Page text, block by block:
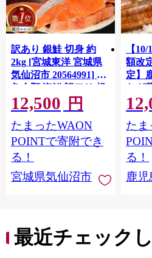
訳あり 銀鮭 切身 約
2kg [宮城東洋 宮城県
気仙沼市 20564991] 鮭
魚介類 海鮮 訳アリ 規
格外 不揃い さけ サケ
鮭切身 シャケ 切り身
冷凍 家庭用 おかず 弁
当 支援 サーモン 銀鮭
切り身 魚 わけあり
12,500 円
たまったWAON
POINTで寄附でき
る！
宮城県気仙沼市
【
額改
定】
なぎ
たま
る！
鹿
最近チェック